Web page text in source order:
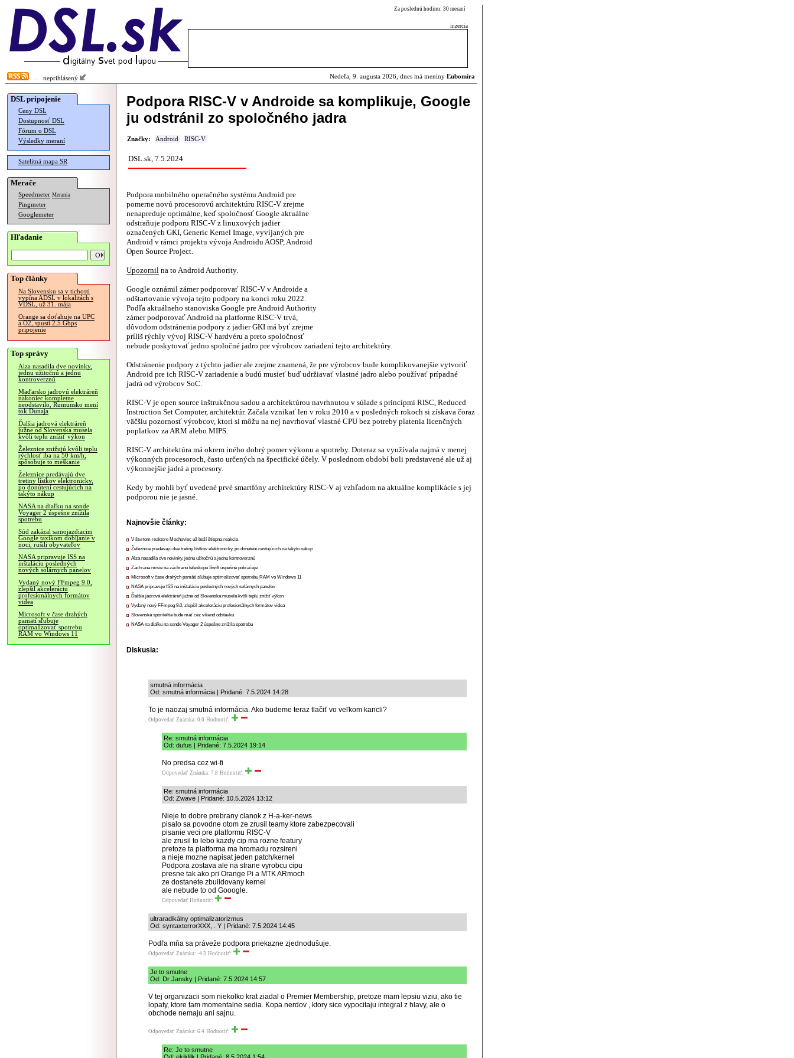
Za poslednú hodinu: 30 meraní
inzercia
neprihlásený Nedeľa, 9. augusta 2026, dnes má meniny Ľubomíra
DSL pripojenie
Ceny DSL
Dostupnosť DSL
Fórum o DSL
Výsledky meraní
Satelitná mapa SR
Merače
Speedmeter Merania
Pingmeter
Googlemeter
Hľadanie
Top články
Na Slovensku sa v tichosti
vypína ADSL v lokalitách s
VDSL, už 31. mája
Orange sa doťahuje na UPC
a O2, spustí 2.5 Gbps
pripojenie
Top správy
Alza nasadila dve novinky,
jednu užitočnú a jednu
kontroverznú
Maďarsko jadrovú elektráreň
nakoniec kompletne
neodstavilo, Rumunsko mení
tok Dunaja
Ďalšia jadrová elektráreň
južne od Slovenska musela
kvôli teplu znížiť výkon
Železnice znižujú kvôli teplu
rýchlosť iba na 50 km/h,
spôsobuje to meškanie
Železnice predávajú dve
tretiny lístkov elektronicky,
po donútení cestujúcich na
takýto nákup
NASA na diaľku na sonde
Voyager 2 úspešne znížila
spotrebu
Súd zakázal samojazdiacim
Google taxíkom dobíjanie v
noci, rušili obyvateľov
NASA pripravuje ISS na
inštaláciu posledných
nových solárnych panelov
Vydaný nový FFmpeg 9.0,
zlepšil akceleráciu
profesionálnych formátov
videa
Microsoft v čase drahých
pamätí sľubuje
optimalizovať spotrebu
RAM vo Windows 11
Podpora RISC-V v Androide sa komplikuje, Google
ju odstránil zo spoločného jadra
Značky: Android RISC-V
DSL.sk, 7.5.2024
Podpora mobilného operačného systému Android pre
pomerne novú procesorovú architektúru RISC-V zrejme
nenapreduje optimálne, keď spoločnosť Google aktuálne
odstraňuje podporu RISC-V z linuxových jadier
označených GKI, Generic Kernel Image, vyvíjaných pre
Android v rámci projektu vývoja Androidu AOSP, Android
Open Source Project.
Upozornil na to Android Authority.
Google oznámil zámer podporovať RISC-V v Androide a
odštartovanie vývoja tejto podpory na konci roku 2022.
Podľa aktuálneho stanoviska Google pre Android Authority
zámer podporovať Android na platforme RISC-V trvá,
dôvodom odstránenia podpory z jadier GKI má byť zrejme
príliš rýchly vývoj RISC-V hardvéru a preto spoločnosť
nebude poskytovať jedno spoločné jadro pre výrobcov zariadení tejto architektúry.
Odstránenie podpory z týchto jadier ale zrejme znamená, že pre výrobcov bude komplikovanejšie vytvoriť
Android pre ich RISC-V zariadenie a budú musieť buď udržiavať vlastné jadro alebo používať prípadné
jadrá od výrobcov SoC.
RISC-V je open source inštrukčnou sadou a architektúrou navrhnutou v súlade s princípmi RISC, Reduced
Instruction Set Computer, architektúr. Začala vznikať len v roku 2010 a v posledných rokoch si získava čoraz
väčšiu pozornosť výrobcov, ktorí si môžu na nej navrhovať vlastné CPU bez potreby platenia licenčných
poplatkov za ARM alebo MIPS.
RISC-V architektúra má okrem iného dobrý pomer výkonu a spotreby. Doteraz sa využívala najmä v menej
výkonných procesoroch, často určených na špecifické účely. V poslednom období boli predstavené ale už aj
výkonnejšie jadrá a procesory.
Kedy by mohli byť uvedené prvé smartfóny architektúry RISC-V aj vzhľadom na aktuálne komplikácie s jej
podporou nie je jasné.
Najnovšie články:
V štvrtom reaktore Mochoviec už beží štiepna reakcia
Železnice predávajú dve tretiny lístkov elektronicky, po donútení cestujúcich na takýto nákup
Alza nasadila dve novinky, jednu užitočnú a jednu kontroverznú
Záchrana misie na záchranu teleskopu Swift úspešne pokračuje
Microsoft v čase drahých pamätí sľubuje optimalizovať spotrebu RAM vo Windows 11
NASA pripravuje ISS na inštaláciu posledných nových solárnych panelov
Ďalšia jadrová elektráreň južne od Slovenska musela kvôli teplu znížiť výkon
Vydaný nový FFmpeg 9.0, zlepšil akceleráciu profesionálnych formátov videa
Slovenská sporiteľňa bude mať cez víkend odstávku
NASA na diaľku na sonde Voyager 2 úspešne znížila spotrebu
Diskusia:
smutná informácia
Od: smutná informácia | Pridané: 7.5.2024 14:28
To je naozaj smutná informácia. Ako budeme teraz tlačiť vo veľkom kancli?
Odpovedať Známka: 0.0 Hodnotiť:
Re: smutná informácia
Od: dufus | Pridané: 7.5.2024 19:14
No predsa cez wi-fi
Odpovedať Známka: 7.8 Hodnotiť:
Re: smutná informácia
Od: Zwave | Pridané: 10.5.2024 13:12
Nieje to dobre prebrany clanok z H-a-ker-news
pisalo sa povodne otom ze zrusil teamy ktore zabezpecovali
pisanie veci pre platformu RISC-V
ale zrusil to lebo kazdy cip ma rozne featury
pretoze ta platforma ma hromadu rozsireni
a nieje mozne napisat jeden patch/kernel
Podpora zostava ale na strane vyrobcu cipu
presne tak ako pri Orange Pi a MTK ARmoch
ze dostanete zbuildovany kernel
ale nebude to od Gooogle.
Odpovedať Hodnotiť:
ultraradikálny optimalizatorizmus
Od: syntaxterrorXXX, . Y | Pridané: 7.5.2024 14:45
Podľa mňa sa práveže podpora priekazne zjednodušuje.
Odpovedať Známka: -4.3 Hodnotiť:
Je to smutne
Od: Dr Jansky | Pridané: 7.5.2024 14:57
V tej organizacii som niekolko krat ziadal o Premier Membership, pretoze mam lepsiu viziu, ako tie
lopaty, ktore tam momentalne sedia. Kopa nerdov , ktory sice vypocitaju integral z hlavy, ale o
obchode nemaju ani sajnu.
Odpovedať Známka: 6.4 Hodnotiť:
Re: Je to smutne